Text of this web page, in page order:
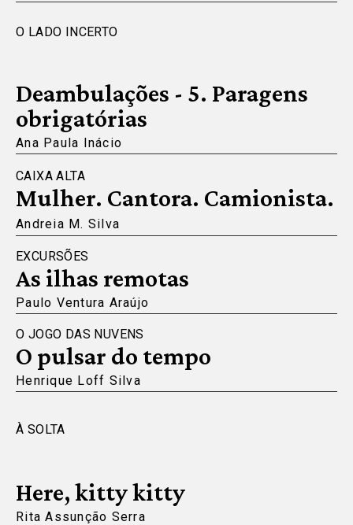
O LADO INCERTO
Deambulações - 5. Paragens
obrigatórias
Ana Paula Inácio
CAIXA ALTA
Mulher. Cantora. Camionista.
Andreia M. Silva
EXCURSÕES
As ilhas remotas
Paulo Ventura Araújo
O JOGO DAS NUVENS
O pulsar do tempo
Henrique Loff Silva
À SOLTA
Here, kitty kitty
Rita Assunção Serra